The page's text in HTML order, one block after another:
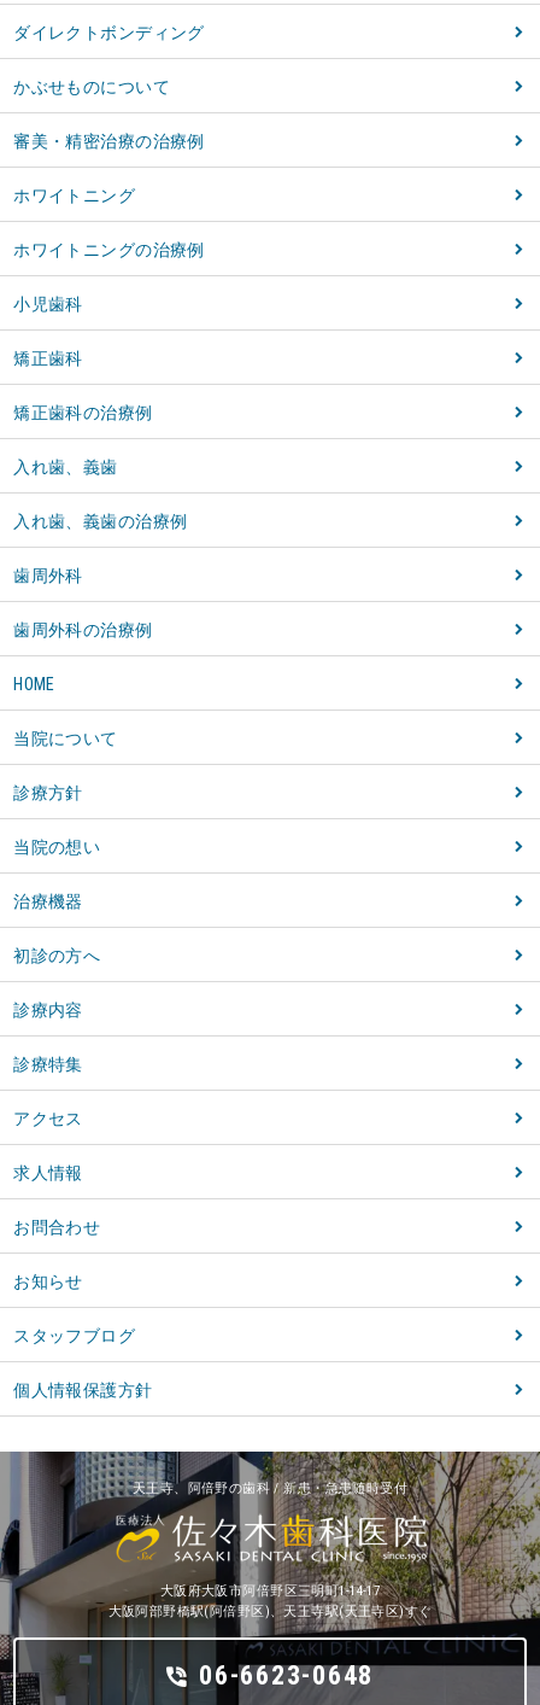
ダイレクトボンディング
かぶせものについて
審美・精密治療の治療例
ホワイトニング
ホワイトニングの治療例
小児歯科
矯正歯科
矯正歯科の治療例
入れ歯、義歯
入れ歯、義歯の治療例
歯周外科
歯周外科の治療例
HOME
当院について
診療方針
当院の想い
治療機器
初診の方へ
診療内容
診療特集
アクセス
求人情報
お問合わせ
お知らせ
スタッフブログ
個人情報保護方針
天王寺、阿倍野の歯科 / 新患・急患随時受付
大阪府大阪市阿倍野区三明町1-14-17
大阪阿部野橋駅(阿倍野区)、天王寺駅(天王寺区)すぐ
06-6623-0648